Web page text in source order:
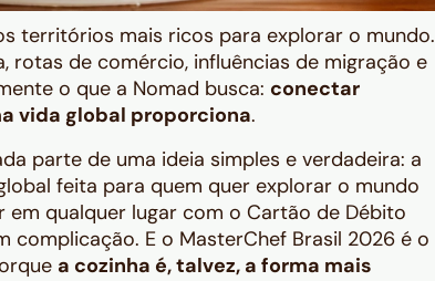
territórios mais ricos para explorar o mundo.
rotas de comércio, influências de migração e
o que a Nomad busca: conectar
vida global proporciona.
parte de uma ideia simples e verdadeira: a
feita para quem quer explorar o mundo
qualquer lugar com o Cartão de Débito
complicação. E o MasterChef Brasil 2026 é o
a cozinha é, talvez, a forma mais